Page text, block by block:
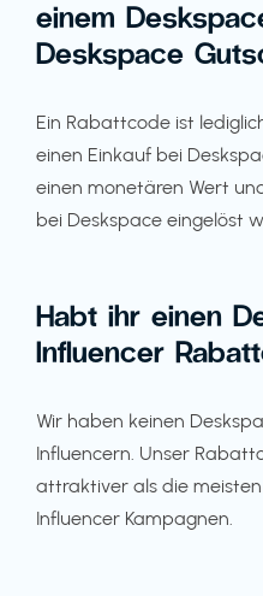
einem
Deskspace
Ein Rabattcode ist
einen Einkauf bei
einen monetären Wert
bei Deskspace eingelöst
Habt ihr einen
Influencer
Wir haben keinen
Influencern. Unser
attraktiver als die
Influencer Kampagnen.